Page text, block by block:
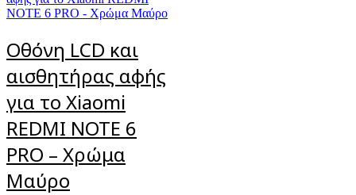
Οθόνη LCD και
αισθητήρας αφής
για το Xiaomi
REDMI NOTE 6
PRO – Χρώμα
Μαύρο